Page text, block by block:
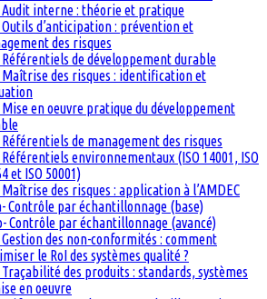
Audit interne : théorie et pratique
Outils d’anticipation : prévention et
des risques
Référentiels de développement durable
Maîtrise des risques : identification et
Mise en oeuvre pratique du développement
Référentiels de management des risques
Référentiels environnementaux (ISO 14001, ISO
et ISO 50001)
Maîtrise des risques : application à l’AMDEC
Contrôle par échantillonnage (base)
Contrôle par échantillonnage (avancé)
Gestion des non-conformités : comment
le RoI des systèmes qualité ?
Traçabilité des produits : standards, systèmes
en oeuvre